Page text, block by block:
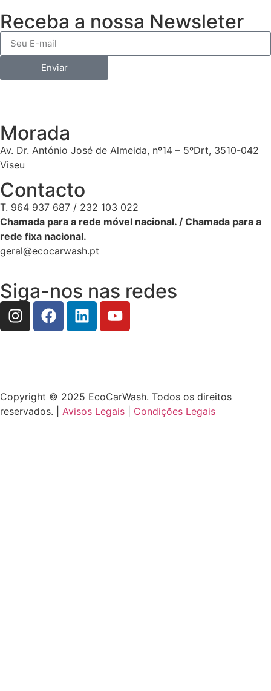
Receba a nossa Newsleter
Enviar
Morada
Av. Dr. António José de Almeida, nº14 – 5ºDrt, 3510-042
Viseu
Contacto
T. 964 937 687 / 232 103 022
Chamada para a rede móvel nacional. / Chamada para a
rede fixa nacional.
geral@ecocarwash.pt
Siga-nos nas redes
Copyright © 2025 EcoCarWash. Todos os direitos
reservados. | Avisos Legais Condições Legais